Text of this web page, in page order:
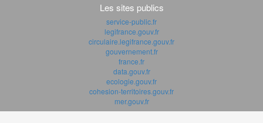
Les sites publics
service-public.fr
legifrance.gouv.fr
circulaire.legifrance.gouv.fr
gouvernement.fr
france.fr
data.gouv.fr
ecologie.gouv.fr
cohesion-territoires.gouv.fr
mer.gouv.fr